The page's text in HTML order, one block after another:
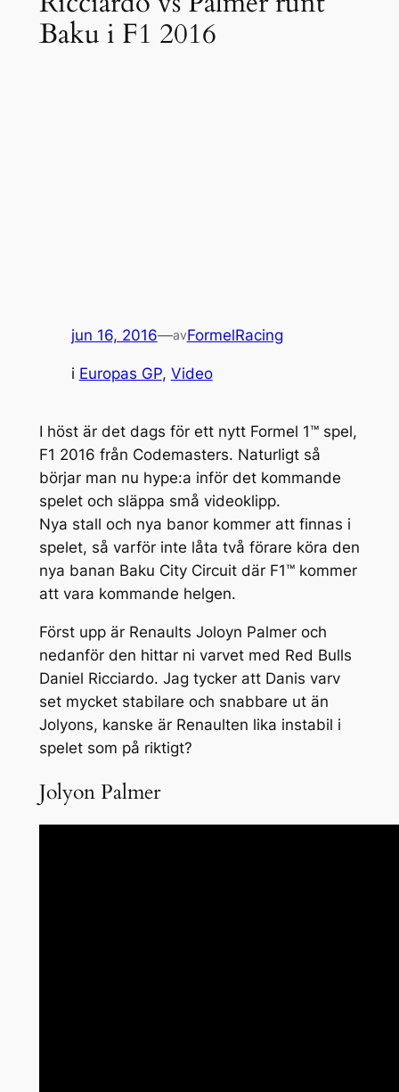
Baku i F1 2016
jun 16, 2016—avFormelRacing
i Europas GP, Video
I höst är det dags för ett nytt Formel 1™ spel,
F1 2016 från Codemasters. Naturligt så
börjar man nu hype:a inför det kommande
spelet och släppa små videoklipp.
Nya stall och nya banor kommer att finnas i
spelet, så varför inte låta två förare köra den
nya banan Baku City Circuit där F1™ kommer
att vara kommande helgen.
Först upp är Renaults Joloyn Palmer och
nedanför den hittar ni varvet med Red Bulls
Daniel Ricciardo. Jag tycker att Danis varv
set mycket stabilare och snabbare ut än
Jolyons, kanske är Renaulten lika instabil i
spelet som på riktigt?
Jolyon Palmer